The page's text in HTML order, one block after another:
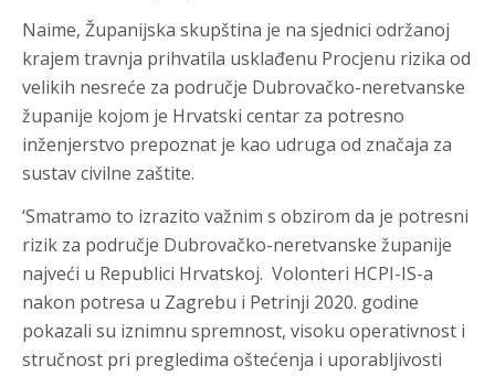
Naime, Županijska skupština je na sjednici održanoj
krajem travnja prihvatila usklađenu Procjenu rizika od
velikih nesreće za područje Dubrovačko-neretvanske
županije kojom je Hrvatski centar za potresno
inženjerstvo prepoznat je kao udruga od značaja za
sustav civilne zaštite.
‘Smatramo to izrazito važnim s obzirom da je potresni
rizik za područje Dubrovačko-neretvanske županije
najveći u Republici Hrvatskoj. Volonteri HCPI-IS-a
nakon potresa u Zagrebu i Petrinji 2020. godine
pokazali su iznimnu spremnost, visoku operativnost i
stručnost pri pregledima oštećenja i uporabljivosti